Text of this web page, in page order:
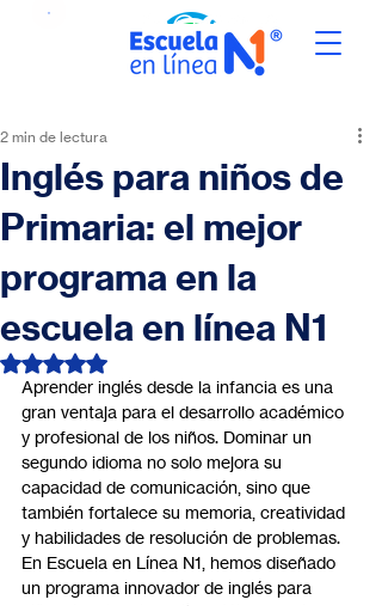
Inglés para niños de
Primaria: el mejor
programa en la
escuela en línea N1
2 min de lectura
Obtuvo NaN de 5 estrellas.
Aprender inglés desde la infancia es una
gran ventaja para el desarrollo académico
y profesional de los niños. Dominar un
segundo idioma no solo mejora su
capacidad de comunicación, sino que
también fortalece su memoria, creatividad
y habilidades de resolución de problemas.
En Escuela en Línea N1, hemos diseñado
un programa innovador de inglés para